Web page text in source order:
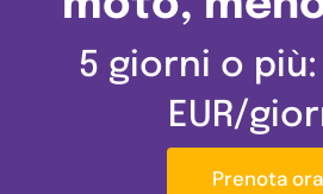
5 giorni o
EUR/
Prenota ora